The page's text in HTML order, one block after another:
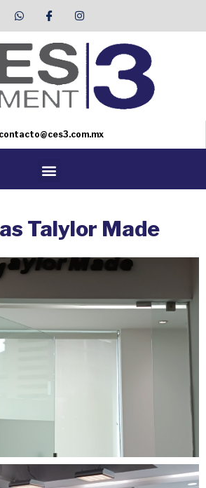
contacto@ces3.com.mx
Talylor Made